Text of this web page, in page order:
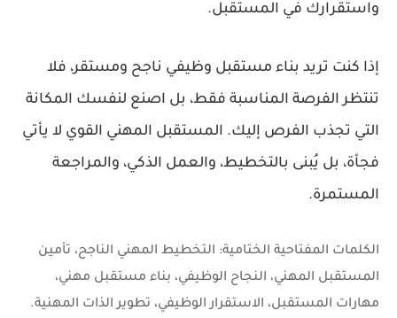
واستقرارك في المستقبل.
إذا كنت تريد بناء مستقبل وظيفي ناجح ومستقر، فلا
تنتظر الفرصة المناسبة فقط، بل اصنع لنفسك المكانة
التي تجذب الفرص إليك. المستقبل المهني القوي لا يأتي
فجأة، بل يُبنى بالتخطيط، والعمل الذكي، والمراجعة
المستمرة.
الكلمات المفتاحية الختامية: التخطيط المهني الناجح، تأمين
المستقبل المهني، النجاح الوظيفي، بناء مستقبل مهني،
مهارات المستقبل، الاستقرار الوظيفي، تطوير الذات المهنية.